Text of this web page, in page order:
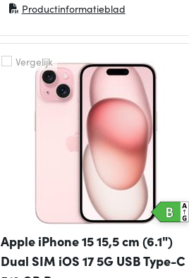
Productinformatieblad
(opent in nieuw venster)
Vergelijk
Apple iPhone 15 15,5 cm (6.1")
Dual SIM iOS 17 5G USB Type-C